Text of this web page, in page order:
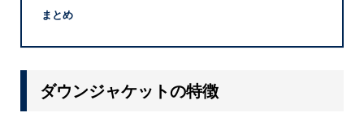
まとめ
ダウンジャケットの特徴